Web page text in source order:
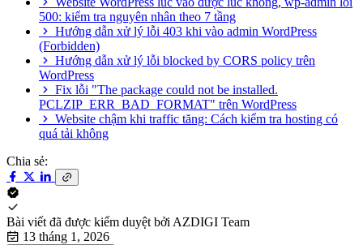
500: kiểm tra nguyên nhân theo 7 tầng
Hướng dẫn xử lý lỗi 403 khi vào admin WordPress
(Forbidden)
Hướng dẫn xử lý lỗi blocked by CORS policy trên
WordPress
Fix lỗi "The package could not be installed.
PCLZIP_ERR_BAD_FORMAT" trên WordPress
Website chậm khi traffic tăng: Cách kiểm tra hosting có
quá tải không
Chia sẻ:
Bài viết đã được kiểm duyệt bởi AZDIGI Team
13 tháng 1, 2026